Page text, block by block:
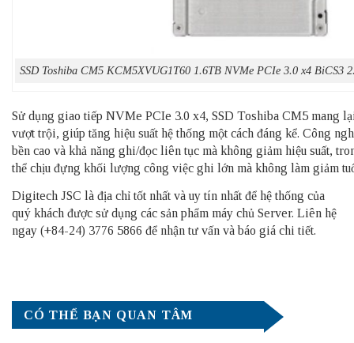
SSD Toshiba CM5 KCM5XVUG1T60 1.6TB NVMe PCIe 3.0 x4 BiCS3
Sử dụng giao tiếp NVMe PCIe 3.0 x4, SSD Toshiba CM5 mang
vượt trội, giúp tăng hiệu suất hệ thống một cách đáng kể. Công
bền cao và khả năng ghi/đọc liên tục mà không giảm hiệu suất,
thể chịu đựng khối lượng công việc ghi lớn mà không làm giảm
Digitech JSC là địa chỉ tốt nhất và uy tín nhất để hệ thống của
quý khách được sử dụng các sản phẩm máy chủ Server. Liên hệ
ngay (+84-24) 3776 5866 để nhận tư vấn và báo giá chi tiết.
CÓ THỂ BẠN QUAN TÂM